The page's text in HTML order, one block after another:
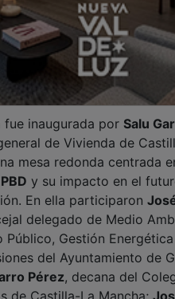
Horneros, director de AR